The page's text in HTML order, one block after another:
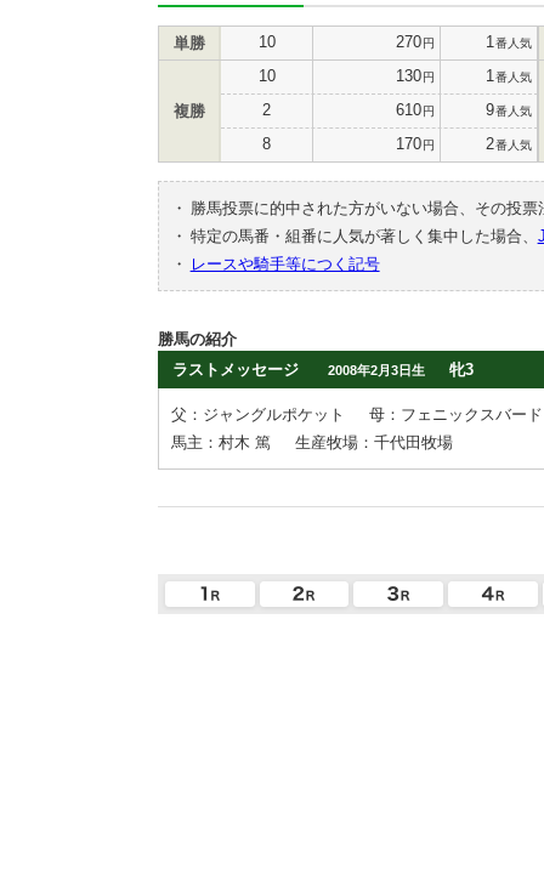
単勝 10 270円 1 番人気
複勝
10 130円 1 番人気
2 610円 9番人気
8 170円 2番人気
・
勝馬投票に的中された方がいない場合、その投
・ 特定の馬番・組番に人気が著しく集中した場合、
・
レースや騎手等につく記号
勝馬の紹介
ラストメッセージ
2008年2月3日生 牝3
父：ジャングルポケット
母：フェニックスバード
馬主：村木 篤
生産牧場：千代田牧場